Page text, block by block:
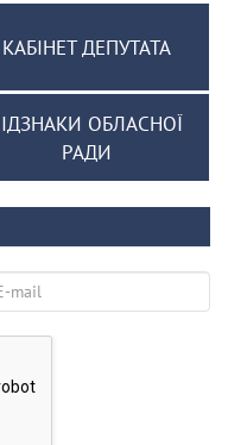
КАБІНЕТ ДЕПУТАТА
ОБЛАСНОЇ
РАДИ